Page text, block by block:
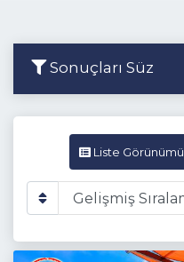
Sonuçları Süz
Liste Görünümü